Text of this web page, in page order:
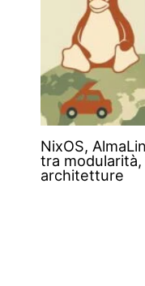
NixOS,
tra
architetture